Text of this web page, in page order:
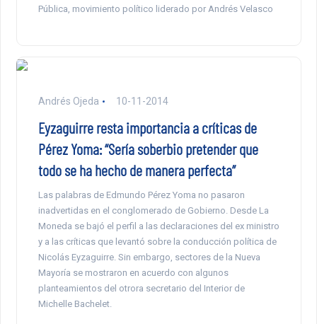
Pública, movimiento político liderado por Andrés Velasco
Andrés Ojeda 10-11-2014
Eyzaguirre resta importancia a críticas de
Pérez Yoma: “Sería soberbio pretender que
todo se ha hecho de manera perfecta”
Las palabras de Edmundo Pérez Yoma no pasaron
inadvertidas en el conglomerado de Gobierno. Desde La
Moneda se bajó el perfil a las declaraciones del ex ministro
y a las críticas que levantó sobre la conducción política de
Nicolás Eyzaguirre. Sin embargo, sectores de la Nueva
Mayoría se mostraron en acuerdo con algunos
planteamientos del otrora secretario del Interior de
Michelle Bachelet.